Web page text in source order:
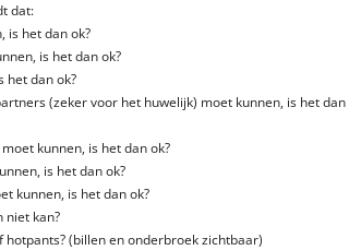
dat:
is het dan ok?
is het dan ok?
het dan ok?
(zeker voor het huwelijk) moet kunnen, is het dan
kunnen, is het dan ok?
is het dan ok?
kunnen, is het dan ok?
niet kan?
hotpants? (billen en onderbroek zichtbaar)